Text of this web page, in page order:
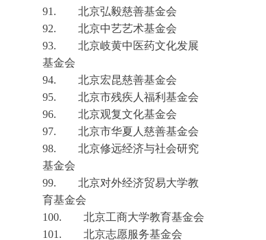
91.
北京弘毅慈善基金会
92.
北京中艺艺术基金会
93.
北京岐黄中医药文化发展
基金会
94.
北京宏昆慈善基金会
95.
北京市残疾人福利基金会
96.
北京观复文化基金会
97.
北京市华夏人慈善基金会
98.
北京修远经济与社会研究
基金会
99.
北京对外经济贸易大学教
育基金会
100.
北京工商大学教育基金会
101.
北京志愿服务基金会